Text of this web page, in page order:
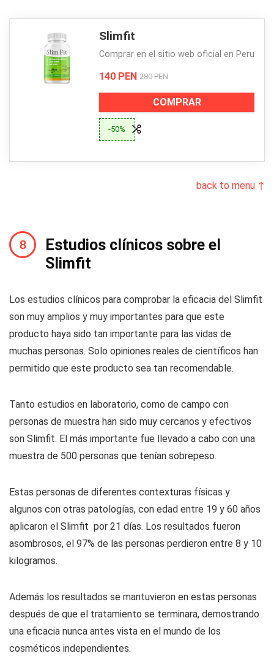
Slimfit
Comprar en el sitio web oficial en Peru
140 PEN 280 PEN
COMPRAR
-50%
back to menu ↑
Estudios clínicos sobre el
Slimfit
Los estudios clínicos para comprobar la eficacia del Slimfit
son muy amplios y muy importantes para que este
producto haya sido tan importante para las vidas de
muchas personas. Solo opiniones reales de científicos han
permitido que este producto sea tan recomendable.
Tanto estudios en laboratorio, como de campo con
personas de muestra han sido muy cercanos y efectivos
son Slimfit. El más importante fue llevado a cabo con una
muestra de 500 personas que tenían sobrepeso.
Estas personas de diferentes contexturas físicas y
algunos con otras patologías, con edad entre 19 y 60 años
aplicaron el Slimfit por 21 días. Los resultados fueron
asombrosos, el 97% de las personas perdieron entre 8 y 10
kilogramos.
Además los resultados se mantuvieron en estas personas
después de que el tratamiento se terminara, demostrando
una eficacia nunca antes vista en el mundo de los
cosméticos independientes.